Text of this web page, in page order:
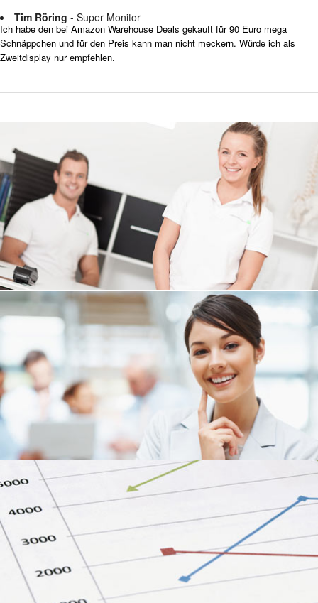
Tim Röring - Super Monitor
Ich habe den bei Amazon Warehouse Deals gekauft für 90 Euro mega
Schnäppchen und für den Preis kann man nicht meckern. Würde ich als
Zweitdisplay nur empfehlen.